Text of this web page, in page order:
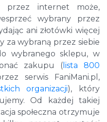
internet może,
wybrany przez
ani złotówki więcej
za wybraną przez siebie
wybranego sklepu, w
zakupu ( lista 800
serwis FaniMani.pl,
organizacji), który
Od każdej takiej
społeczna otrzymuje